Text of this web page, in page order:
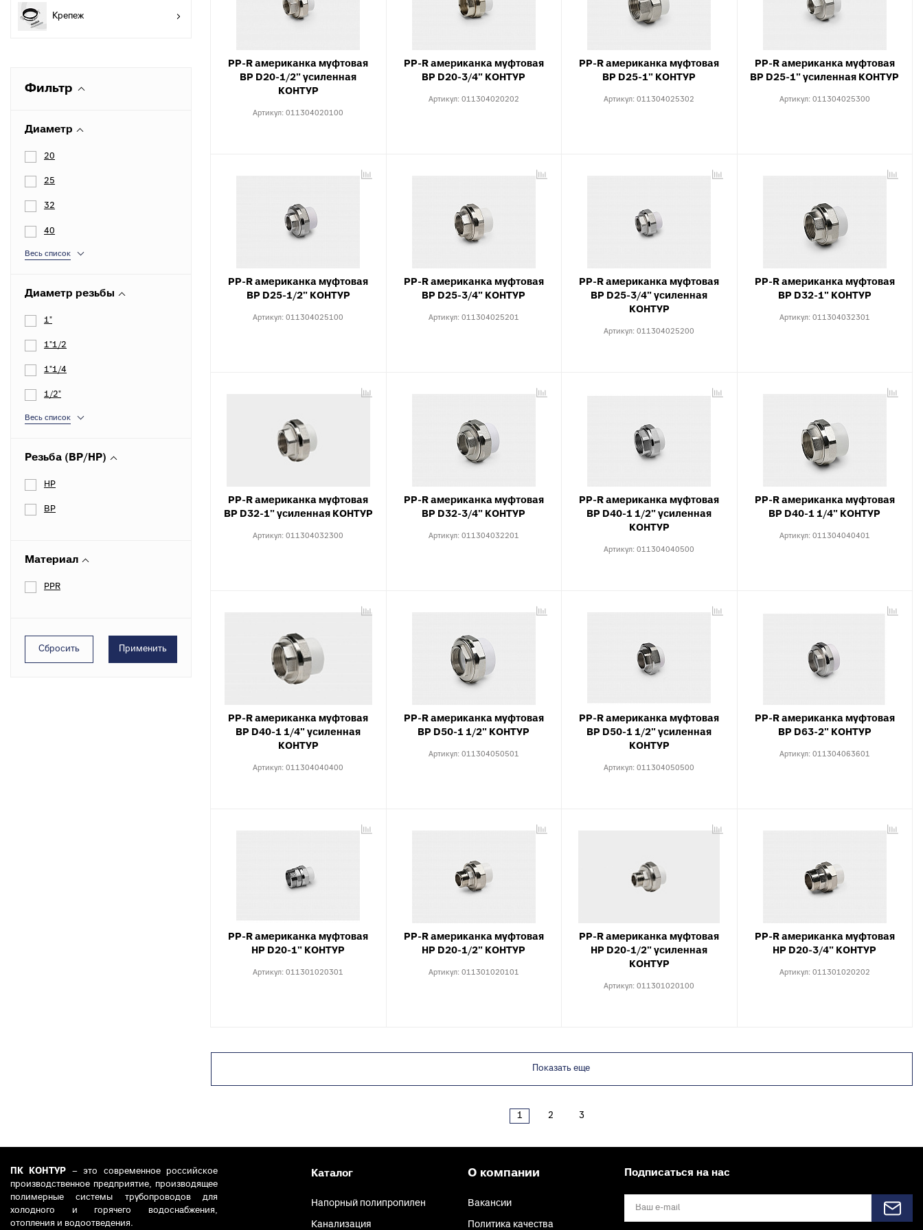
комбинированные
Тройники полипропиленовые
краны комбинированные
арматура для радиаторов
Отводы с выходом для
канализации
Специальные фитинги для
Переходы для внутренней
канализации
наружной канализации
Отводы для наружной
канализации
Крестовины для внешней
Тройники для PEX, PERT
Специальные фитинги для
Комплектующие для теплого
Крепеж
Фильтр
Диаметр
20
25
32
40
Весь список
Диаметр резьбы
1"
1"1/2
1"1/4
1/2"
Весь список
Резьба (ВР/НР)
НР
ВР
Материал
PPR
PP-R американка муфтовая
ВР D20-1/2" усиленная
КОНТУР
Артикул:011304020100
PP-R американка муфтовая
ВР D20-3/4" КОНТУР
Артикул: 011304020202
PP-R американка муфтовая
ВР D25-1" КОНТУР
Артикул:011304025302
PP-R американка муфтовая
ВР D25-1" усиленная КОНТУР
Артикул: 011304025300
PP-R американка муфтовая
ВР D25-1/2" КОНТУР
Артикул:011304025100
PP-R американка муфтовая
ВР D25-3/4" КОНТУР
Артикул: 011304025201
PP-R американка муфтовая
ВР D25-3/4" усиленная
КОНТУР
Артикул:011304025200
PP-R американка муфтовая
ВР D32-1" КОНТУР
Артикул: 011304032301
PP-R американка муфтовая
ВР D32-1" усиленная КОНТУР
Артикул:011304032300
PP-R американка муфтовая
ВР D32-3/4" КОНТУР
Артикул: 011304032201
PP-R американка муфтовая
ВР D40-1 1/2" усиленная
КОНТУР
Артикул:011304040500
PP-R американка муфтовая
ВР D40-1 1/4" КОНТУР
Артикул: 011304040401
PP-R американка муфтовая
ВР D40-1 1/4" усиленная
КОНТУР
Артикул:011304040400
PP-R американка муфтовая
ВР D50-1 1/2" КОНТУР
Артикул: 011304050501
PP-R американка муфтовая
ВР D50-1 1/2" усиленная
КОНТУР
Артикул:011304050500
PP-R американка муфтовая
ВР D63-2" КОНТУР
Артикул: 011304063601
PP-R американка муфтовая
НР D20-1" КОНТУР
Артикул:011301020301
PP-R американка муфтовая
НР D20-1/2" КОНТУР
Артикул: 011301020101
PP-R американка муфтовая
НР D20-1/2" усиленная
КОНТУР
Артикул:011301020100
PP-R американка муфтовая
НР D20-3/4" КОНТУР
Артикул: 011301020202
Показать еще
1 2 3
ПК КОНТУР – это современное российское
производственное предприятие, производящее
полимерные системы трубопроводов для
холодного и горячего водоснабжения,
отопления и водоотведения.
Каталог
Напорный полипропилен
Канализация
О компании
Вакансии
Политика качества
Подписаться на нас